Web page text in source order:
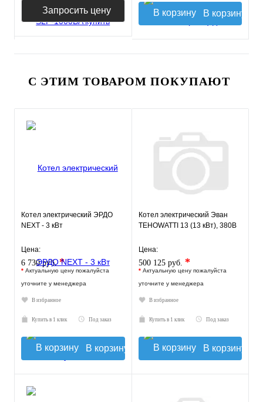
Запросить цену В корзину
С ЭТИМ ТОВАРОМ ПОКУПАЮТ
Котел электрический ЭРДО
NEXT - 3 кВт
Цена:
6 730 руб.*
* Актуальную цену пожалуйста
уточните у менеджера
В избранное
Купить в 1 клик Под заказ
В корзину
Котел электрический Эван
TEHOWATTI 13 (13 кВт), 380В
Цена:
500 125 руб. *
* Актуальную цену пожалуйста
уточните у менеджера
В избранное
Купить в 1 клик Под заказ
В корзину